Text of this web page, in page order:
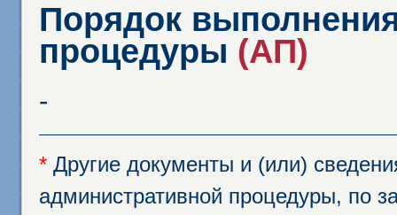
Порядок
процедуры (АП)
-
* Другие документы и (или)
административной процедуры, по